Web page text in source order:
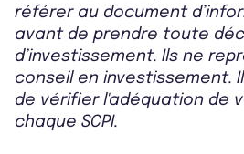
référer au document
avant de prendre toute
d’investissement. Ils ne
conseil en investissement.
de vérifier l'adéquation de
chaque SCPI.